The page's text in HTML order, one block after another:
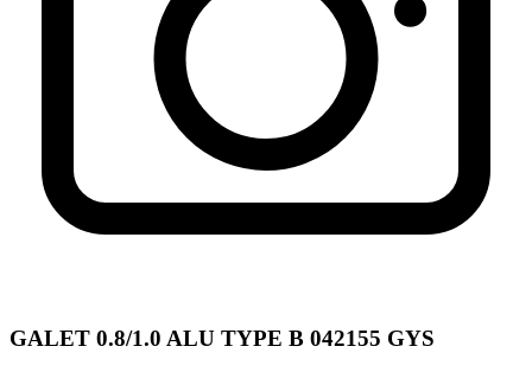
GALET 0.8/1.0 ALU TYPE B 042155 GYS